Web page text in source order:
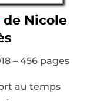
de Nicole
– 456 pages
au temps